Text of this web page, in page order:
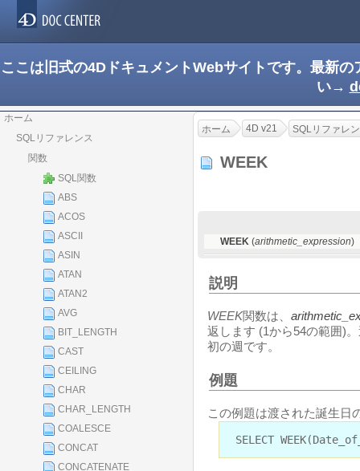
ここは旧式の4DドキュメントWebサイトです。最新
い→
ホーム
SQLリファレンス
関数
SQL関数
ABS
ACOS
ASCII
ASIN
ATAN
ATAN2
AVG
BIT_LENGTH
CAST
CEILING
CHAR
CHAR_LENGTH
COALESCE
CONCAT
CONCATENATE
ホーム 4D v21 SQLリファレ
WEEK
WEEK (arithmetic_expression)
説明
WEEK関数は、
返します (1から54の範囲)
初の週です。
例題
この例題は渡された誕生日
SELECT